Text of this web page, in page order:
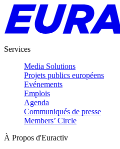
Services
Media Solutions
Projets publics européens
Evénements
Emplois
Agenda
Communiqués de presse
Members’ Circle
À Propos d'Euractiv